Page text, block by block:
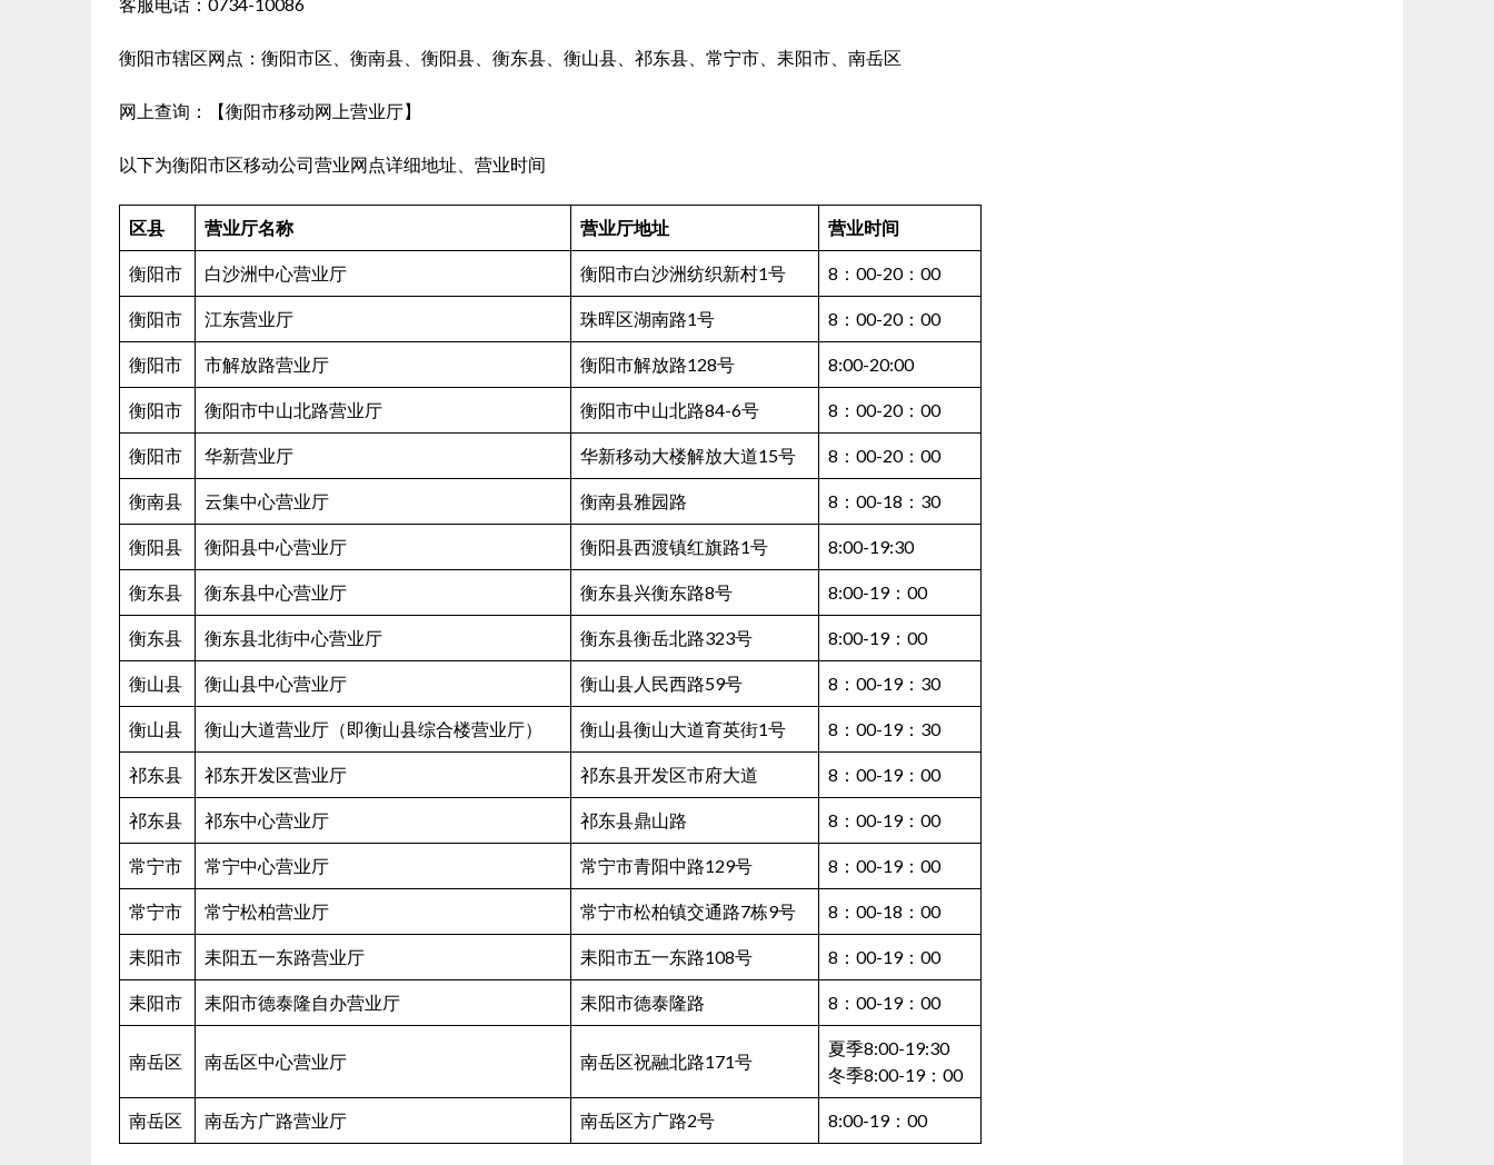
客服电话：0734-10086
衡阳市辖区网点：衡阳市区、衡南县、衡阳县、衡东县、衡山县、祁东县、常宁市、耒阳市、南岳区
网上查询：【衡阳市移动网上营业厅】
以下为衡阳市区移动公司营业网点详细地址、营业时间
区县 营业厅名称 营业厅地址 营业时间
衡阳市 白沙洲中心营业厅 衡阳市白沙洲纺织新村1号 8：00-20：00
衡阳市 江东营业厅 珠晖区湖南路1号 8：00-20：00
衡阳市 市解放路营业厅 衡阳市解放路128号 8:00-20:00
衡阳市 衡阳市中山北路营业厅 衡阳市中山北路84-6号 8：00-20：00
衡阳市 华新营业厅 华新移动大楼解放大道15号 8：00-20：00
衡南县 云集中心营业厅 衡南县雅园路 8：00-18：30
衡阳县 衡阳县中心营业厅 衡阳县西渡镇红旗路1号 8:00-19:30
衡东县 衡东县中心营业厅 衡东县兴衡东路8号 8:00-19：00
衡东县 衡东县北街中心营业厅 衡东县衡岳北路323号 8:00-19：00
衡山县 衡山县中心营业厅 衡山县人民西路59号 8：00-19：30
衡山县 衡山大道营业厅（即衡山县综合楼营业厅） 衡山县衡山大道育英街1号 8：00-19：30
祁东县 祁东开发区营业厅 祁东县开发区市府大道 8：00-19：00
祁东县 祁东中心营业厅 祁东县鼎山路 8：00-19：00
常宁市 常宁中心营业厅 常宁市青阳中路129号 8：00-19：00
常宁市 常宁松柏营业厅 常宁市松柏镇交通路7栋9号 8：00-18：00
耒阳市 耒阳五一东路营业厅 耒阳市五一东路108号 8：00-19：00
耒阳市 耒阳市德泰隆自办营业厅 耒阳市德泰隆路 8：00-19：00
南岳区 南岳区中心营业厅 南岳区祝融北路171号
夏季8:00-19:30
冬季8:00-19：00
南岳区 南岳方广路营业厅 南岳区方广路2号 8:00-19：00